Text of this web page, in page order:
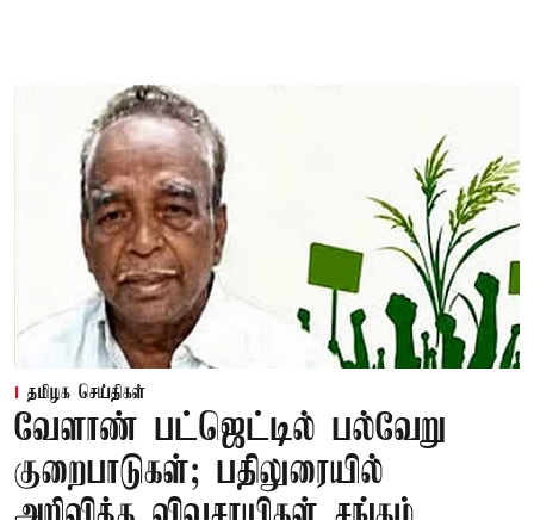
தமிழக செய்திகள்
வேளாண் பட்ஜெட்டில் பல்வேறு
குறைபாடுகள்; பதிலுரையில்